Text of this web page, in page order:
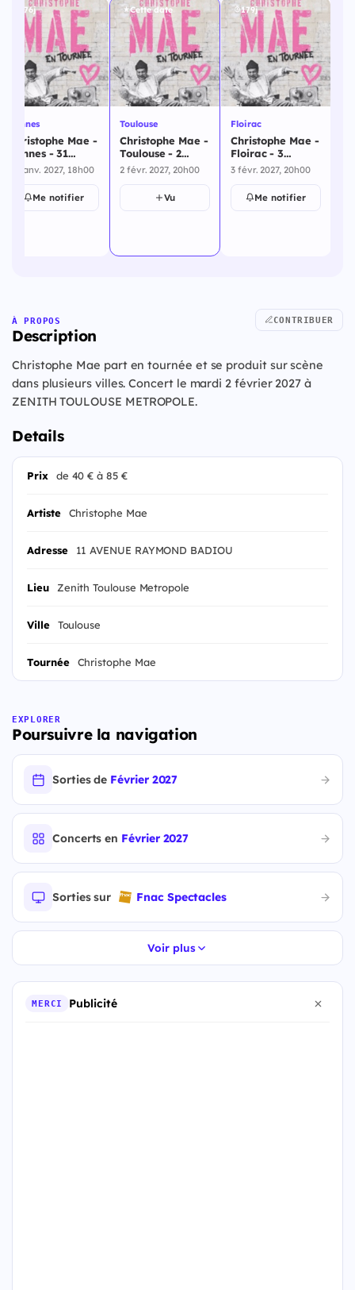
176j
Rennes
Christophe Mae -
Rennes - 31
janvier 2027
31 janv. 2027, 18h00
Me notifier
Cette date
Toulouse
Christophe Mae -
Toulouse - 2
février 2027
2 févr. 2027, 20h00
Vu
179j
Floirac
Christophe Mae -
Floirac - 3
février 2027
3 févr. 2027, 20h00
Me notifier
À PROPOS
Description
CONTRIBUER
Christophe Mae part en tournée et se produit sur scène
dans plusieurs villes. Concert le mardi 2 février 2027 à
ZENITH TOULOUSE METROPOLE.
Details
Prix de 40 € à 85 €
Artiste Christophe Mae
Adresse 11 AVENUE RAYMOND BADIOU
Lieu Zenith Toulouse Metropole
Ville Toulouse
Tournée Christophe Mae
EXPLORER
Poursuivre la navigation
Sorties de Février 2027
Concerts en Février 2027
Sorties sur Fnac Spectacles
Voir plus
MERCI Publicité